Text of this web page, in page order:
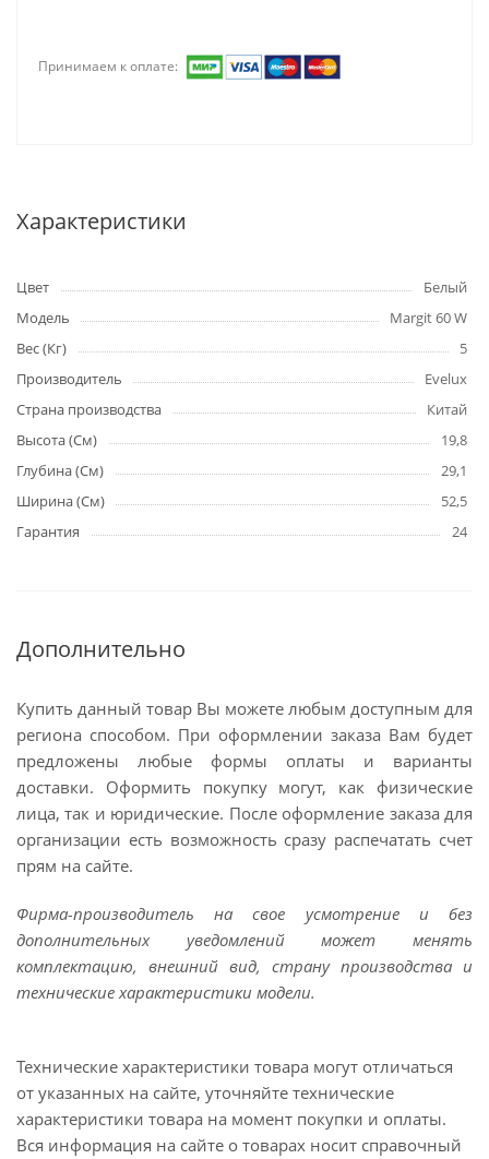
Принимаем к оплате:
Характеристики
Цвет
Белый
Модель
Margit 60 W
Вес (Кг)
5
Производитель
Evelux
Страна производства
Китай
Высота (См)
19,8
Глубина (См)
29,1
Ширина (См)
52,5
Гарантия
24
Дополнительно
Купить данный товар Вы можете любым доступным для
региона способом. При оформлении заказа Вам будет
предложены любые формы оплаты и варианты
доставки. Оформить покупку могут, как физические
лица, так и юридические. После оформление заказа для
организации есть возможность сразу распечатать счет
прям на сайте.
Фирма-производитель на свое усмотрение и без
дополнительных уведомлений может менять
комплектацию, внешний вид, страну производства и
технические характеристики модели.
Технические характеристики товара могут отличаться
от указанных на сайте, уточняйте технические
характеристики товара на момент покупки и оплаты.
Вся информация на сайте о товарах носит справочный